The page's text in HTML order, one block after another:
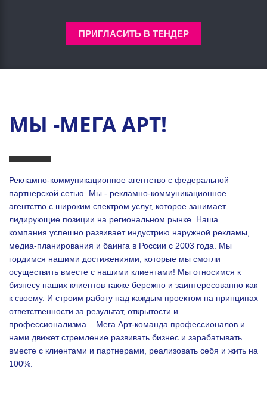
ПРИГЛАСИТЬ В ТЕНДЕР
МЫ -МЕГА АРТ!
Рекламно-коммуникационное агентство с федеральной
партнерской сетью. Мы - рекламно-коммуникационное
агентство с широким спектром услуг, которое занимает
лидирующие позиции на региональном рынке. Наша
компания успешно развивает индустрию наружной рекламы,
медиа-планирования и баинга в России с 2003 года. Мы
гордимся нашими достижениями, которые мы смогли
осуществить вместе с нашими клиентами! Мы относимся к
бизнесу наших клиентов также бережно и заинтересованно как
к своему. И строим работу над каждым проектом на принципах
ответственности за результат, открытости и
профессионализма. Мега Арт-команда профессионалов и
нами движет стремление развивать бизнес и зарабатывать
вместе с клиентами и партнерами, реализовать себя и жить на
100%.